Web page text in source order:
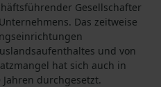
Gesellschafter
Das zeitweise
und von
hat sich auch in
durchgesetzt.